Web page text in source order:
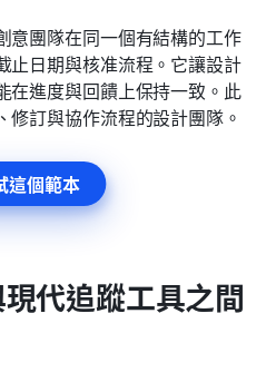
意團隊在同一個有結構的工作
止日期與核准流程。它讓設計
在進度與回饋上保持一致。此
修訂與協作流程的設計團隊。
這個範本
代追蹤工具之間